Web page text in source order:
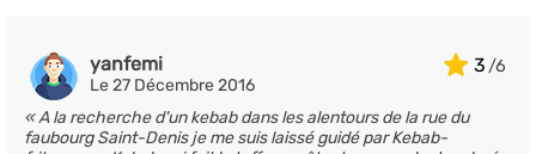
3
yanfemi
Le 27 Décembre 2016
A la recherche d'un kebab dans les alentours de la rue du
faubourg Saint-Denis je me suis laissé guidé par Kebab-